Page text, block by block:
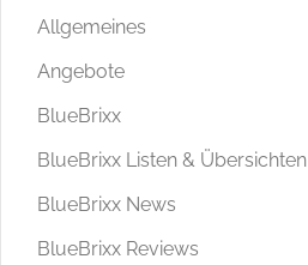
Allgemeines
Angebote
BlueBrixx
BlueBrixx Listen & Übersichten
BlueBrixx News
BlueBrixx Reviews